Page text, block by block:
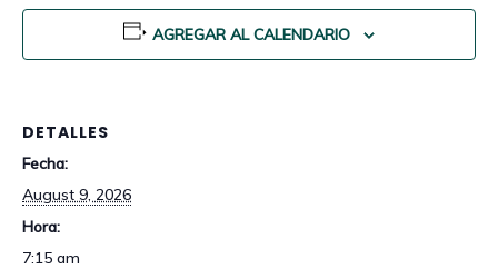
AGREGAR AL CALENDARIO
DETALLES
Fecha:
August 9, 2026
Hora:
7:15 am